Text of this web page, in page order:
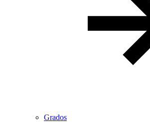
Grados